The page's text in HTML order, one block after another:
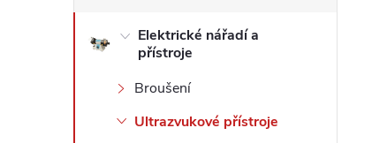
p
Elektrické nářadí a
přístroje
Broušení
Ultrazvukové přístroje